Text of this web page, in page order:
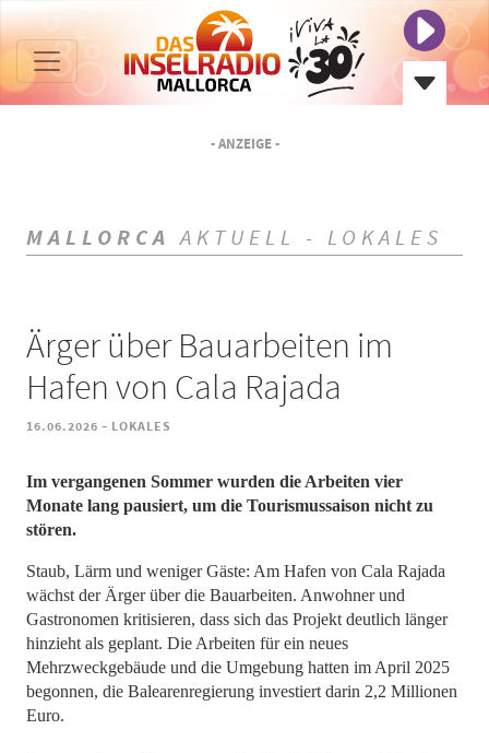
- ANZEIGE -
MALLORCA AKTUELL - LOKALES
Ärger über Bauarbeiten im
Hafen von Cala Rajada
16.06.2026 - LOKALES
Im vergangenen Sommer wurden die Arbeiten vier
Monate lang pausiert, um die Tourismussaison nicht zu
stören.
Staub, Lärm und weniger Gäste: Am Hafen von Cala Rajada
wächst der Ärger über die Bauarbeiten. Anwohner und
Gastronomen kritisieren, dass sich das Projekt deutlich länger
hinzieht als geplant. Die Arbeiten für ein neues
Mehrzweckgebäude und die Umgebung hatten im April 2025
begonnen, die Balearenregierung investiert darin 2,2 Millionen
Euro.